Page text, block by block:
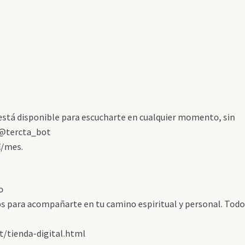
disponible para escucharte en cualquier momento, sin
mes.
para acompañarte en tu camino espiritual y personal. Todo
tienda-digital.html